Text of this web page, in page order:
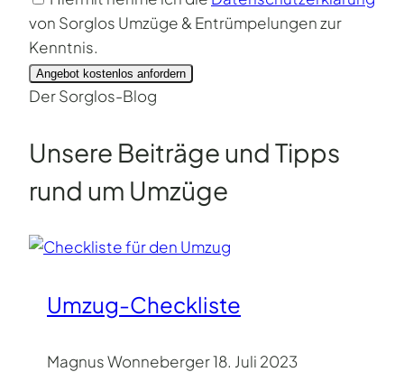
von Sorglos Umzüge & Entrümpelungen zur
Kenntnis.
Angebot kostenlos anfordern
Der Sorglos-Blog
Unsere Beiträge und Tipps
rund um Umzüge
Umzug-Checkliste
Magnus Wonneberger18. Juli 2023